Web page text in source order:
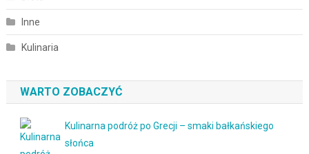
Inne
Kulinaria
WARTO ZOBACZYĆ
Kulinarna podróż po Grecji – smaki bałkańskiego
słońca